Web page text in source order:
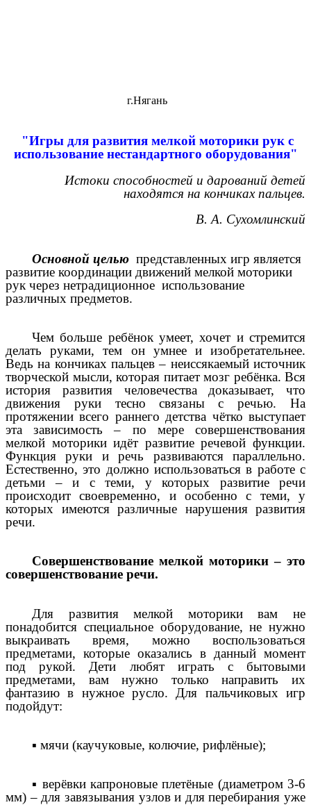
г.Нягань
"Игры для развития мелкой моторики рук с
использование нестандартного оборудования"
Истоки способностей и дарований детей
находятся на кончиках пальцев.
В. А. Сухомлинский
Основной целью представленных игр является
развитие координации движений мелкой моторики
рук через нетрадиционное использование
различных предметов.
Чем больше ребёнок умеет, хочет и стремится
делать руками, тем он умнее и изобретательнее.
Ведь на кончиках пальцев – неиссякаемый источник
творческой мысли, которая питает мозг ребёнка. Вся
история развития человечества доказывает, что
движения руки тесно связаны с речью. На
протяжении всего раннего детства чётко выступает
эта зависимость – по мере совершенствования
мелкой моторики идёт развитие речевой функции.
Функция руки и речь развиваются параллельно.
Естественно, это должно использоваться в работе с
детьми – и с теми, у которых развитие речи
происходит своевременно, и особенно с теми, у
которых имеются различные нарушения развития
речи.
Совершенствование мелкой моторики – это
совершенствование речи.
Для развития мелкой моторики вам не
понадобится специальное оборудование, не нужно
выкраивать время, можно воспользоваться
предметами, которые оказались в данный момент
под рукой. Дети любят играть с бытовыми
предметами, вам нужно только направить их
фантазию в нужное русло. Для пальчиковых игр
подойдут:
▪ мячи (каучуковые, колючие, рифлёные);
▪ верёвки капроновые плетёные (диаметром 3-6
мм) – для завязывания узлов и для перебирания уже